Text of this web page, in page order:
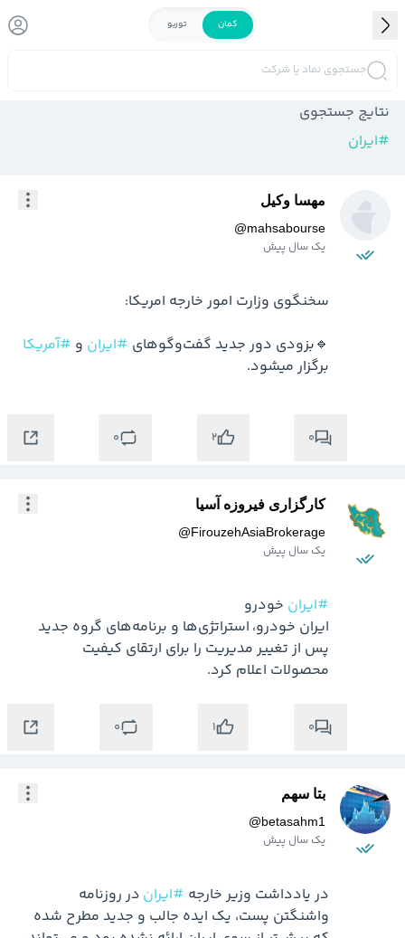
کمان توربو
جستجوی نماد یا شرکت
نتایج جستجوی
#ایران
مهسا وکیل
@mahsabourse
یک سال پیش
🔹بزودی دور جدید گفت‌وگوهای
#ایران و #آمریکا
برگزار میشود.
0
2
0
کارگزاری فیروزه آسیا
@FirouzehAsiaBrokerage
یک سال پیش
#ایران
محصولات اعلام کرد.
0
1
0
بتا سهم
@betasahm1
یک سال پیش
در یادداشت وزیر خارجه #ایران